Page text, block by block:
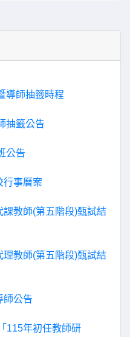
導師抽籤時程
抽籤公告
公告
行事曆案
教師(第五階段)甄試結
教師(第五階段)甄試結
師公告
115年初任教師研